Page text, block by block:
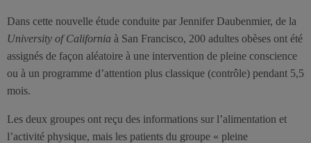
Dans cette nouvelle étude conduite par Jennifer Daubenmier, de la
University of California à San Francisco, 200 adultes obèses ont été
assignés de façon aléatoire à une intervention de pleine conscience
ou à un programme d’attention plus classique (contrôle) pendant 5,5
mois.
Les deux groupes ont reçu des informations sur l’alimentation et
l’activité physique, mais les patients du groupe « pleine